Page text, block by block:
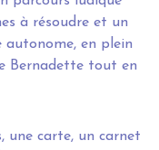
à résoudre et un
en plein
Bernadette tout en
une carte, un carnet